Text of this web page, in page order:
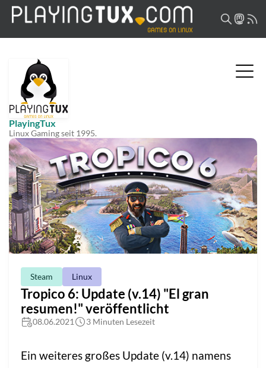
PlayingTux
Linux Gaming seit 1995.
Steam Linux
Tropico 6: Update (v.14) "El gran
resumen!" veröffentlicht
08.06.2021 3 Minuten Lesezeit
Ein weiteres großes Update (v.14) namens